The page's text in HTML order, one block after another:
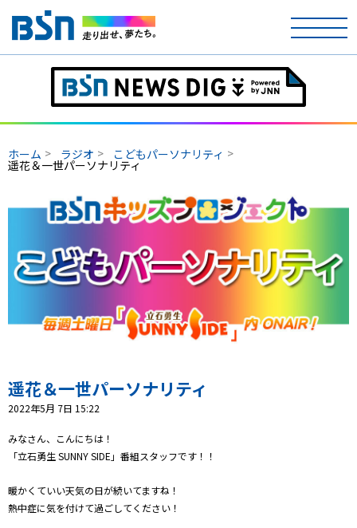
ホーム
テレビ
ラジオ
アナウンサー
イベント
ニュース
天気
コンテンツ・アプリ
キッズ
Well-being
防災・減災
ショッピング
ホーム ラジオ こどもパーソナリティ
遥花＆一世パーソナリティ
遥花＆一世パーソナリティ
2022年5月 7日 15:22
みなさん、こんにちは！
「立石勇生 SUNNY SIDE」番組スタッフです！！
暖かくていい天気の日が続いてますね！
熱中症に気を付けて過ごしてください！